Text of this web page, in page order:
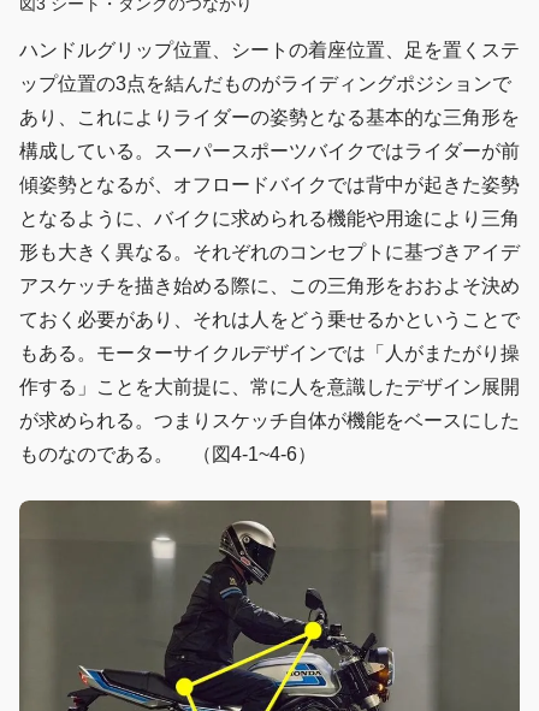
ハンドルグリップ位置、シートの着座位置、足を置くステ
ップ位置の3点を結んだものがライディングポジションで
あり、これによりライダーの姿勢となる基本的な三角形を
構成している。スーパースポーツバイクではライダーが前
傾姿勢となるが、オフロードバイクでは背中が起きた姿勢
となるように、バイクに求められる機能や用途により三角
形も大きく異なる。それぞれのコンセプトに基づきアイデ
アスケッチを描き始める際に、この三角形をおおよそ決め
ておく必要があり、それは人をどう乗せるかということで
もある。モーターサイクルデザインでは「人がまたがり操
作する」ことを大前提に、常に人を意識したデザイン展開
が求められる。つまりスケッチ自体が機能をベースにした
ものなのである。 （図4-1~4-6）